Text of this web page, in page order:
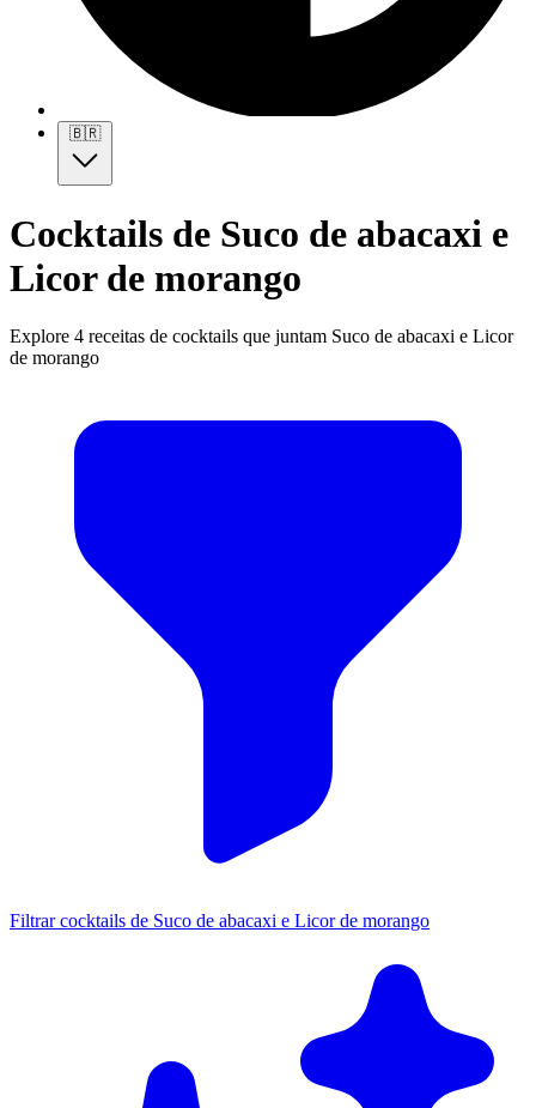
🇧🇷
Cocktails de Suco de abacaxi e
Licor de morango
Explore 4 receitas de cocktails que juntam Suco de abacaxi e Licor
de morango
Filtrar cocktails de Suco de abacaxi e Licor de morango